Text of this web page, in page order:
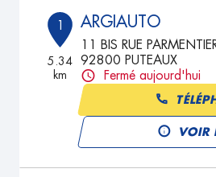
1
5.34
km
ARGIAUTO
11 BIS RUE
92800 PUTEAUX
Fermé aujourd'hui
VOIR